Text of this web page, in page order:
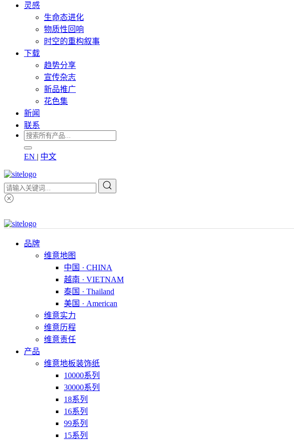
灵感
生命态进化
物质性回响
时空的重构叙事
下载
趋势分享
宣传杂志
新品推广
花色集
新闻
联系
EN | 中文
品牌
维意地图
中国 · CHINA
越南 · VIETNAM
泰国 · Thailand
美国 · American
维意实力
维意历程
维意责任
产品
维意地板装饰纸
10000系列
30000系列
18系列
16系列
99系列
15系列